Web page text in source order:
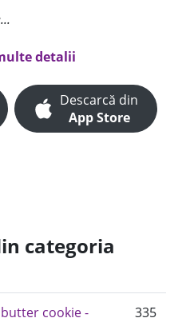
detalii
Descarcă din
App Store
categoria
cookie -
335